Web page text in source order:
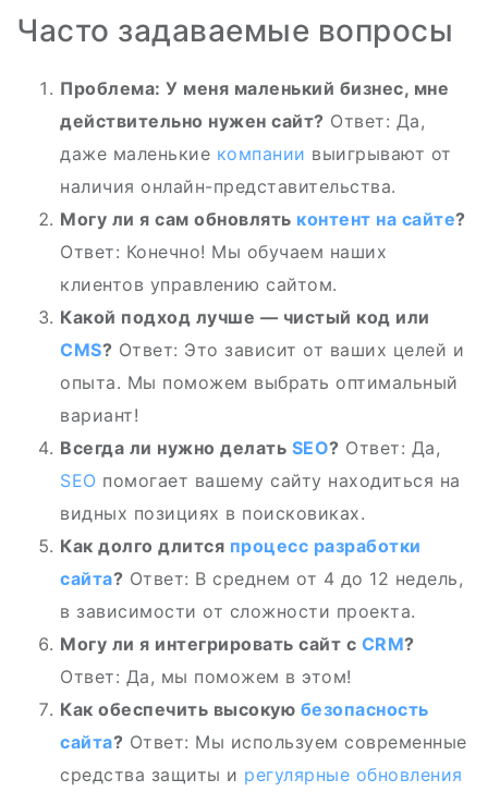
Часто задаваемые вопросы
Проблема: У меня маленький бизнес, мне
действительно нужен сайт? Ответ: Да,
даже маленькие компании выигрывают от
наличия онлайн-представительства.
Могу ли я сам обновлять контент на сайте?
Ответ: Конечно! Мы обучаем наших
клиентов управлению сайтом.
Какой подход лучше — чистый код или
CMS? Ответ: Это зависит от ваших целей и
опыта. Мы поможем выбрать оптимальный
вариант!
Всегда ли нужно делать SEO? Ответ: Да,
SEO помогает вашему сайту находиться на
видных позициях в поисковиках.
Как долго длится процесс разработки
сайта? Ответ: В среднем от 4 до 12 недель,
в зависимости от сложности проекта.
Могу ли я интегрировать сайт с CRM?
Ответ: Да, мы поможем в этом!
Как обеспечить высокую безопасность
сайта? Ответ: Мы используем современные
средства защиты и регулярные обновления